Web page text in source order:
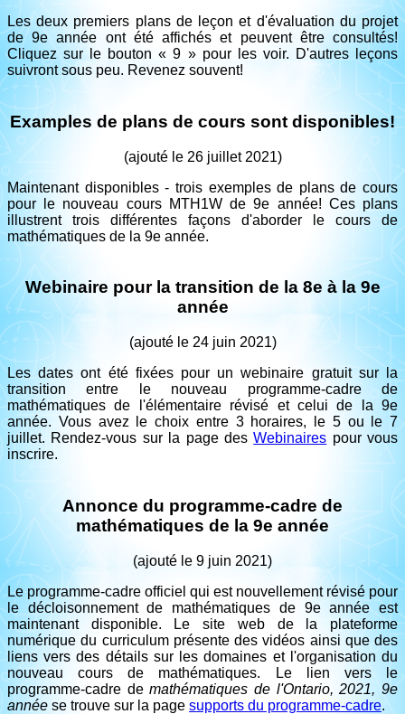
Les deux premiers plans de leçon et d'évaluation du projet
de 9e année ont été affichés et peuvent être consultés!
Cliquez sur le bouton « 9 » pour les voir. D'autres leçons
suivront sous peu. Revenez souvent!
Examples de plans de cours sont disponibles!
(ajouté le 26 juillet 2021)
Maintenant disponibles - trois exemples de plans de cours
pour le nouveau cours MTH1W de 9e année! Ces plans
illustrent trois différentes façons d'aborder le cours de
mathématiques de la 9e année.
Webinaire pour la transition de la 8e à la 9e
année
(ajouté le 24 juin 2021)
Les dates ont été fixées pour un webinaire gratuit sur la
transition entre le nouveau programme-cadre de
mathématiques de l'élémentaire révisé et celui de la 9e
année. Vous avez le choix entre 3 horaires, le 5 ou le 7
juillet. Rendez-vous sur la page desWebinaires pour vous
inscrire.
Annonce du programme-cadre de
mathématiques de la 9e année
(ajouté le 9 juin 2021)
Le programme-cadre officiel qui est nouvellement révisé pour
le décloisonnement de mathématiques de 9e année est
maintenant disponible. Le site web de la plateforme
numérique du curriculum présente des vidéos ainsi que des
liens vers des détails sur les domaines et l'organisation du
nouveau cours de mathématiques. Le lien vers le
programme-cadre demathématiques de l'Ontario, 2021, 9e
année se trouve sur la page supports du programme-cadre.